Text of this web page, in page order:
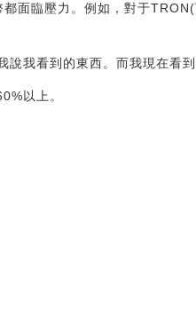
面臨壓力。例如，對于
我看到的東西。而我現在看
以上。